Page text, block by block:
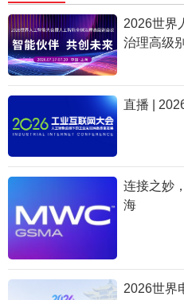
2026世界
治理高级
直播 |
连接之妙，逐梦无
海
2026世界